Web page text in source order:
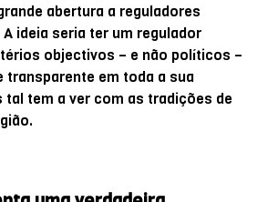
abertura a reguladores
ideia seria ter um regulador
objectivos – e não políticos –
transparente em toda a sua
tal tem a ver com as tradições de